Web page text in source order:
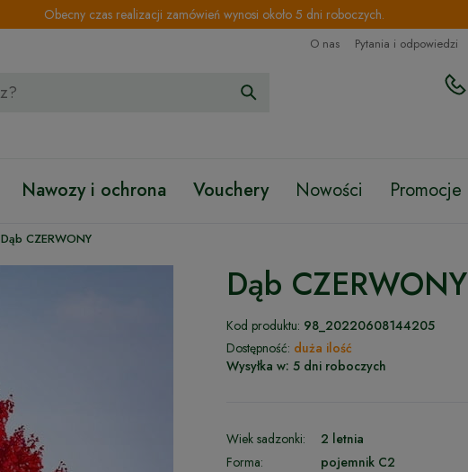
Obecny czas realizacji zamówień wynosi około 5 dni roboczych.
O nas Pytania i odpowiedzi
Nawozy i ochrona Vouchery Nowości Promocje
Dąb CZERWONY
Dąb CZERWONY
Kod produktu: 98_20220608144205
Dostępność: duża ilość
Wysyłka w: 5 dni roboczych
Wiek sadzonki:
2 letnia
Forma:
pojemnik C2